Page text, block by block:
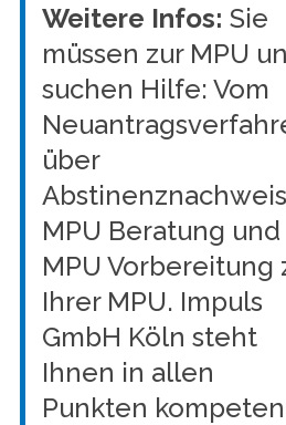
Weitere Infos: Sie
müssen zur MPU
suchen Hilfe: Vom
über
MPU Beratung und
MPU Vorbereitung
Ihrer MPU. Impuls
GmbH Köln steht
Ihnen in allen
Punkten